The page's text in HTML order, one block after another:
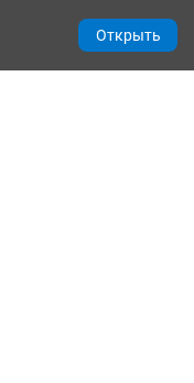
Открыть